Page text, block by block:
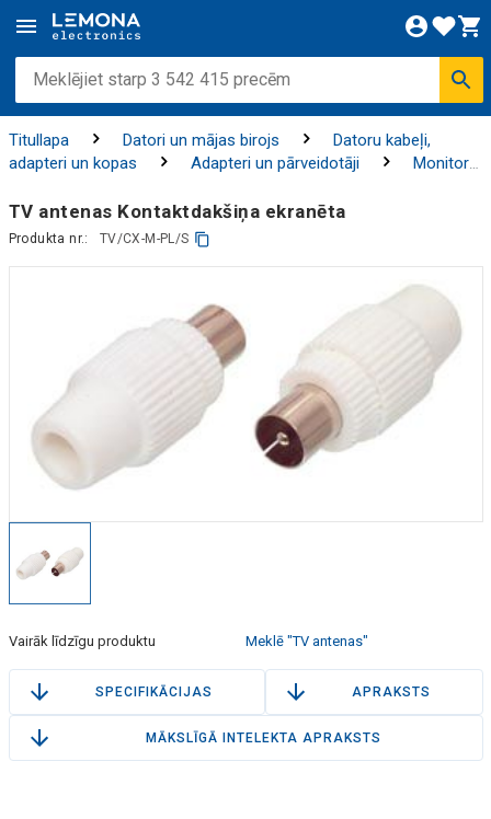
Titullapa Datori un mājas birojs
Datoru kabeļi,
adapteri un kopas
Adapteri un pārveidotāji
Monitoru
TV antenas Kontaktdakšiņa ekranēta
Produkta nr.: TV/CX-M-PL/S
Vairāk līdzīgu produktu Meklē "TV antenas"
SPECIFIKĀCIJAS APRAKSTS
MĀKSLĪGĀ INTELEKTA APRAKSTS